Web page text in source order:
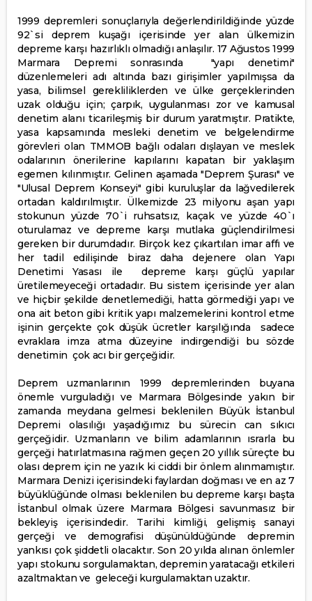
1999 depremleri sonuçlarıyla değerlendirildiğinde yüzde
92`si deprem kuşağı içerisinde yer alan ülkemizin
depreme karşı hazırlıklı olmadığı anlaşılır. 17 Ağustos 1999
Marmara Depremi sonrasında "yapı denetimi"
düzenlemeleri adı altında bazı girişimler yapılmışsa da
yasa, bilimsel gerekliliklerden ve ülke gerçeklerinden
uzak olduğu için; çarpık, uygulanması zor ve kamusal
denetim alanı ticarileşmiş bir durum yaratmıştır. Pratikte,
yasa kapsamında mesleki denetim ve belgelendirme
görevleri olan TMMOB bağlı odaları dışlayan ve meslek
odalarının önerilerine kapılarını kapatan bir yaklaşım
egemen kılınmıştır. Gelinen aşamada "Deprem Şurası" ve
"Ulusal Deprem Konseyi" gibi kuruluşlar da lağvedilerek
ortadan kaldırılmıştır. Ülkemizde 23 milyonu aşan yapı
stokunun yüzde 70`i ruhsatsız, kaçak ve yüzde 40`ı
oturulamaz ve depreme karşı mutlaka güçlendirilmesi
gereken bir durumdadır. Birçok kez çıkartılan imar affı ve
her tadil edilişinde biraz daha dejenere olan Yapı
Denetimi Yasası ile depreme karşı güçlü yapılar
üretilemeyeceği ortadadır. Bu sistem içerisinde yer alan
ve hiçbir şekilde denetlemediği, hatta görmediği yapı ve
ona ait beton gibi kritik yapı malzemelerini kontrol etme
işinin gerçekte çok düşük ücretler karşılığında sadece
evraklara imza atma düzeyine indirgendiği bu sözde
denetimin çok acı bir gerçeğidir.
Deprem uzmanlarının 1999 depremlerinden buyana
önemle vurguladığı ve Marmara Bölgesinde yakın bir
zamanda meydana gelmesi beklenilen Büyük İstanbul
Depremi olasılığı yaşadığımız bu sürecin can sıkıcı
gerçeğidir. Uzmanların ve bilim adamlarının ısrarla bu
gerçeği hatırlatmasına rağmen geçen 20 yıllık süreçte bu
olası deprem için ne yazık ki ciddi bir önlem alınmamıştır.
Marmara Denizi içerisindeki faylardan doğması ve en az 7
büyüklüğünde olması beklenilen bu depreme karşı başta
İstanbul olmak üzere Marmara Bölgesi savunmasız bir
bekleyiş içerisindedir. Tarihi kimliği, gelişmiş sanayi
gerçeği ve demografisi düşünüldüğünde depremin
yankısı çok şiddetli olacaktır. Son 20 yılda alınan önlemler
yapı stokunu sorgulamaktan, depremin yaratacağı etkileri
azaltmaktan ve geleceği kurgulamaktan uzaktır.